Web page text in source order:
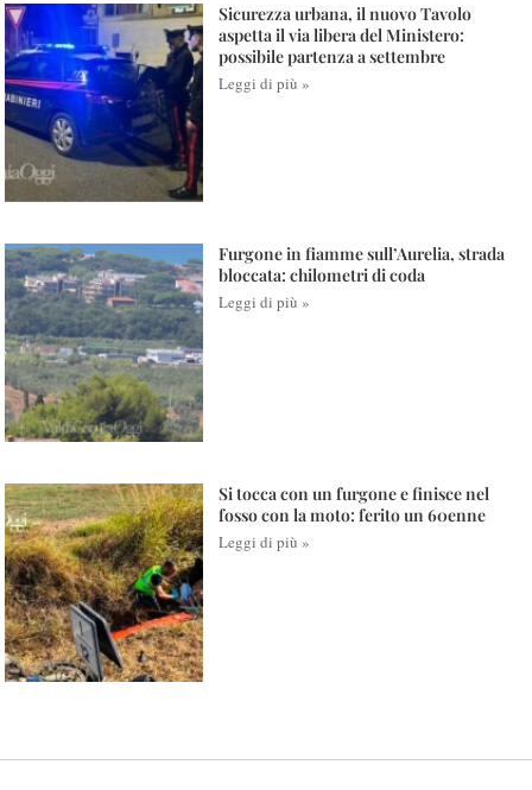
Sicurezza urbana, il nuovo Tavolo
aspetta il via libera del Ministero:
possibile partenza a settembre
Leggi di più »
Furgone in fiamme sull’Aurelia, strada
bloccata: chilometri di coda
Leggi di più »
Si tocca con un furgone e finisce nel
fosso con la moto: ferito un 60enne
Leggi di più »